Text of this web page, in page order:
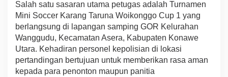
e
n
s
i
a
n
Salah satu sasaran utama petugas adalah Turnamen
Mini Soccer Karang Taruna Woikonggo Cup 1 yang
berlangsung di lapangan samping GOR Kelurahan
Wanggudu, Kecamatan Asera, Kabupaten Konawe
Utara. Kehadiran personel kepolisian di lokasi
pertandingan bertujuan untuk memberikan rasa aman
kepada para penonton maupun panitia